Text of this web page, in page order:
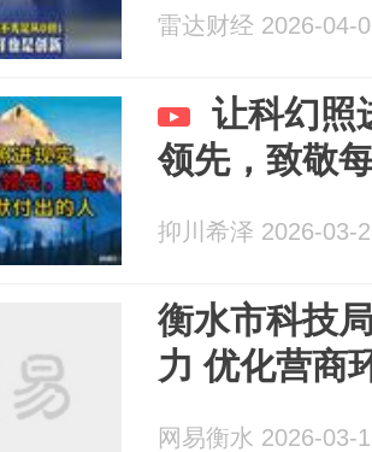
雷达财经 2026-04-
让科幻照
领先，致敬
抑川希泽 2026-03-
衡水市科技
力 优化营商
网易衡水 2026-03-